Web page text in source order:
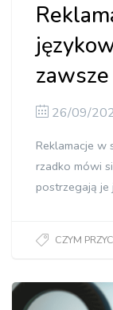
26/09/
Reklamacje w
rzadko mówi
postrzegają
CZYM